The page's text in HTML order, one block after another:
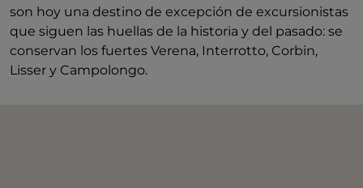
son hoy una destino de excepción de excursionistas
que siguen las huellas de la historia y del pasado: se
conservan los fuertes Verena, Interrotto, Corbin,
Lisser y Campolongo.